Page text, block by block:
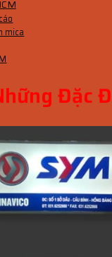
mica
Đặc